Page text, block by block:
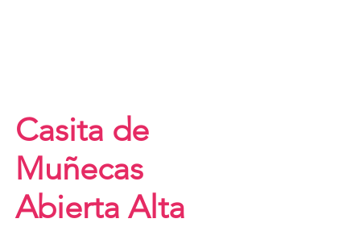
Casita de
Muñecas
Abierta Alta